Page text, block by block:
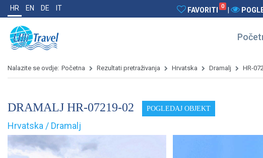
HR EN DE IT FAVORITI 0
Nalazite se ovdje: Početna Rezultati pretraživanja Hrvatska Dramalj HR-
DRAMALJ HR-07219-02 POGLEDAJ OBJEKT
Hrvatska / Dramalj